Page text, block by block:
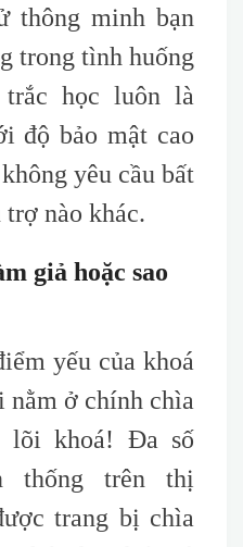
thông minh bạn
trong tình huống
học luôn là
độ bảo mật cao
yêu cầu bất
nào khác.
giả hoặc sao
yếu của khoá
nằm ở chính chìa
lõi khoá! Đa số
thống trên thị
trang bị chìa